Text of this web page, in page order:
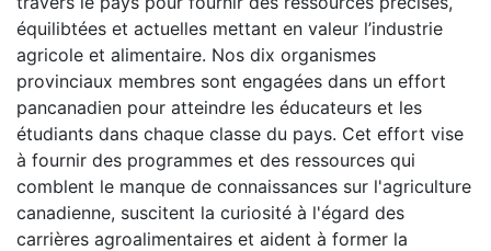
équilibtées et actuelles mettant en valeur l’industrie
agricole et alimentaire. Nos dix organismes
provinciaux membres sont engagées dans un effort
pancanadien pour atteindre les éducateurs et les
étudiants dans chaque classe du pays. Cet effort vise
à fournir des programmes et des ressources qui
comblent le manque de connaissances sur l'agriculture
canadienne, suscitent la curiosité à l'égard des
carrières agroalimentaires et aident à former la